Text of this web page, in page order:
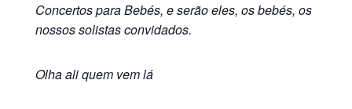
Concertos para Bebés, e serão eles, os bebés, os
nossos solistas convidados.
Olha ali quem vem lá